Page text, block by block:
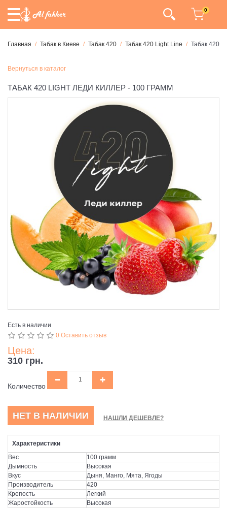
0
Главная Табак в Киеве Табак 420 Табак 420 Light Line Табак 420
Вернуться в каталог
ТАБАК 420 LIGHT ЛЕДИ КИЛЛЕР - 100 ГРАММ
Есть в наличии
0 Оставить отзыв
Цена:
310 грн.
Количество
НЕТ В НАЛИЧИИ НАШЛИ ДЕШЕВЛЕ?
Характеристики
Вес
100 грамм
Дымность
Высокая
Вкус
Дыня, Манго, Мята, Ягоды
Производитель
420
Крепость
Легкий
Жаростойкость
Высокая